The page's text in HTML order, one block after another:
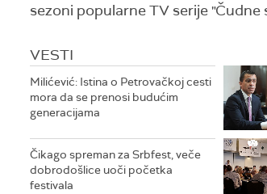
sezoni popularne TV serije
VESTI
Milićević: Istina o Petrovačkoj cesti
mora da se prenosi budućim
generacijama
Čikago spreman za Srbfest, veče
dobrodošlice uoči početka
festivala